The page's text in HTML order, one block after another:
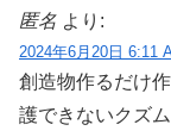
匿名 より:
2024年6月20日 6:11
創造物作るだけ
護できないクズ